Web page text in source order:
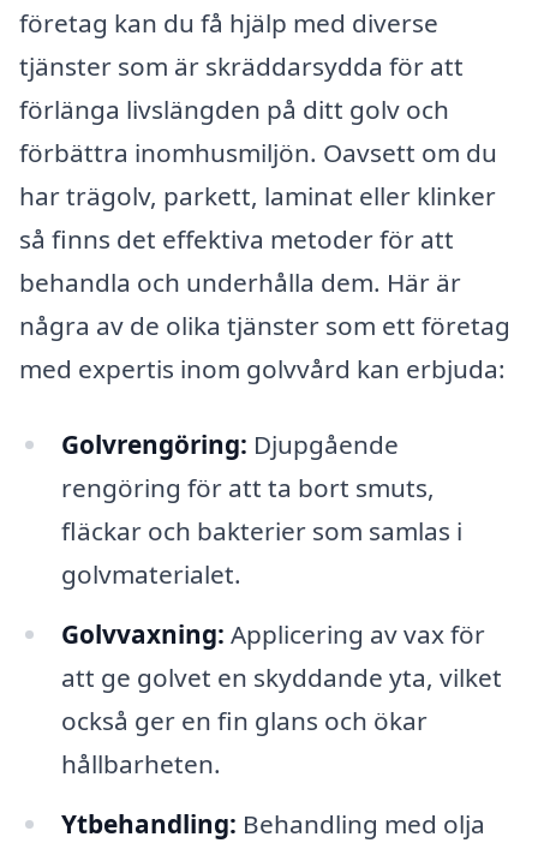
företag kan du få hjälp med diverse
tjänster som är skräddarsydda för att
förlänga livslängden på ditt golv och
förbättra inomhusmiljön. Oavsett om du
har trägolv, parkett, laminat eller klinker
så finns det effektiva metoder för att
behandla och underhålla dem. Här är
några av de olika tjänster som ett företag
med expertis inom golvvård kan erbjuda:
Golvrengöring: Djupgående
rengöring för att ta bort smuts,
fläckar och bakterier som samlas i
golvmaterialet.
Golvvaxning: Applicering av vax för
att ge golvet en skyddande yta, vilket
också ger en fin glans och ökar
hållbarheten.
Ytbehandling: Behandling med olja